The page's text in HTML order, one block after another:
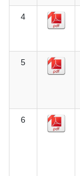
4
5
6